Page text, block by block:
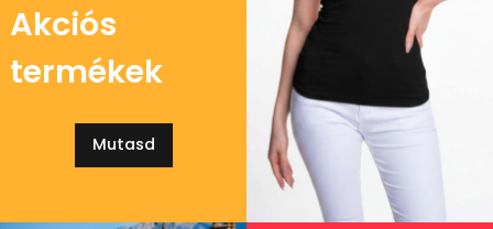
Akciós
termékek
Mutasd